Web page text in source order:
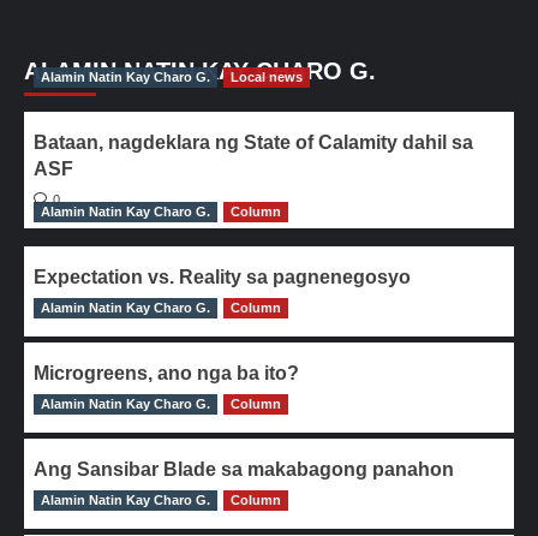
ALAMIN NATIN KAY CHARO G.
Alamin Natin Kay Charo G. Local news
Bataan, nagdeklara ng State of Calamity dahil sa
ASF
0
Alamin Natin Kay Charo G.
Column
Expectation vs. Reality sa pagnenegosyo
0
Alamin Natin Kay Charo G. Column
Microgreens, ano nga ba ito?
0
Alamin Natin Kay Charo G. Column
Ang Sansibar Blade sa makabagong panahon
0
Alamin Natin Kay Charo G. Column